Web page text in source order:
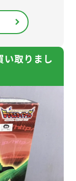
い取りまし